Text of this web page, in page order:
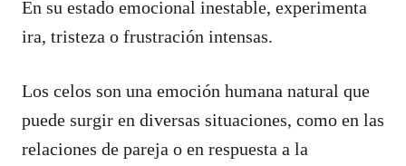
En su estado emocional inestable, experimenta
ira, tristeza o frustración intensas.
Los celos son una emoción humana natural que
puede surgir en diversas situaciones, como en las
relaciones de pareja o en respuesta a la